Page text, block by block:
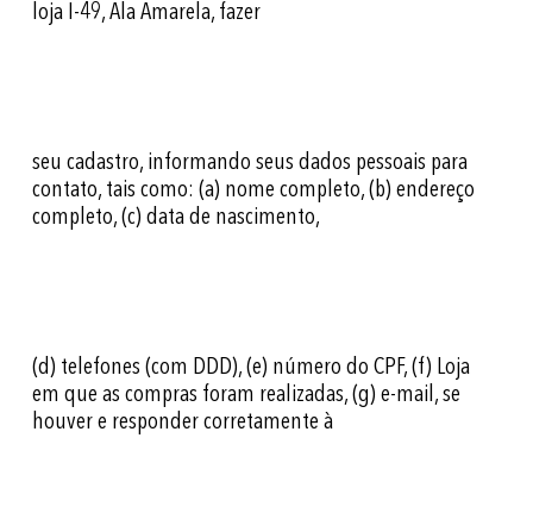
loja I-49, Ala Amarela, fazer
seu cadastro, informando seus dados pessoais para
contato, tais como: (a) nome completo, (b) endereço
completo, (c) data de nascimento,
(d) telefones (com DDD), (e) número do CPF, (f) Loja
em que as compras foram realizadas, (g) e-mail, se
houver e responder corretamente à